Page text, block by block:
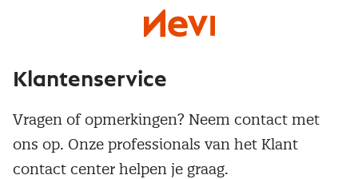
Klantenservice
Vragen of opmerkingen? Neem contact met
ons op. Onze professionals van het Klant
contact center helpen je graag.